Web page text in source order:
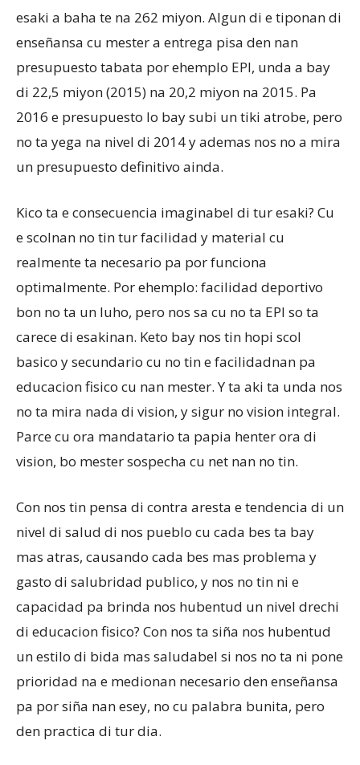
esaki a baha te na 262 miyon. Algun di e tiponan di
enseñansa cu mester a entrega pisa den nan
presupuesto tabata por ehemplo EPI, unda a bay
di 22,5 miyon (2015) na 20,2 miyon na 2015. Pa
2016 e presupuesto lo bay subi un tiki atrobe, pero
no ta yega na nivel di 2014 y ademas nos no a mira
un presupuesto definitivo ainda.
Kico ta e consecuencia imaginabel di tur esaki? Cu
e scolnan no tin tur facilidad y material cu
realmente ta necesario pa por funciona
optimalmente. Por ehemplo: facilidad deportivo
bon no ta un luho, pero nos sa cu no ta EPI so ta
carece di esakinan. Keto bay nos tin hopi scol
basico y secundario cu no tin e facilidadnan pa
educacion fisico cu nan mester. Y ta aki ta unda nos
no ta mira nada di vision, y sigur no vision integral.
Parce cu ora mandatario ta papia henter ora di
vision, bo mester sospecha cu net nan no tin.
Con nos tin pensa di contra aresta e tendencia di un
nivel di salud di nos pueblo cu cada bes ta bay
mas atras, causando cada bes mas problema y
gasto di salubridad publico, y nos no tin ni e
capacidad pa brinda nos hubentud un nivel drechi
di educacion fisico? Con nos ta siña nos hubentud
un estilo di bida mas saludabel si nos no ta ni pone
prioridad na e medionan necesario den enseñansa
pa por siña nan esey, no cu palabra bunita, pero
den practica di tur dia.